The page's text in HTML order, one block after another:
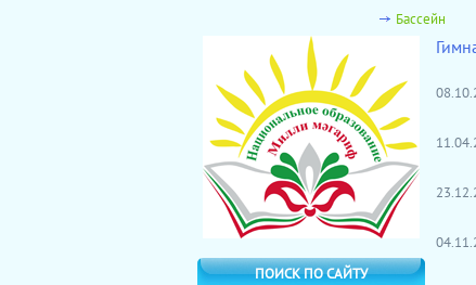
Бассейн
ПОИСК ПО САЙТУ